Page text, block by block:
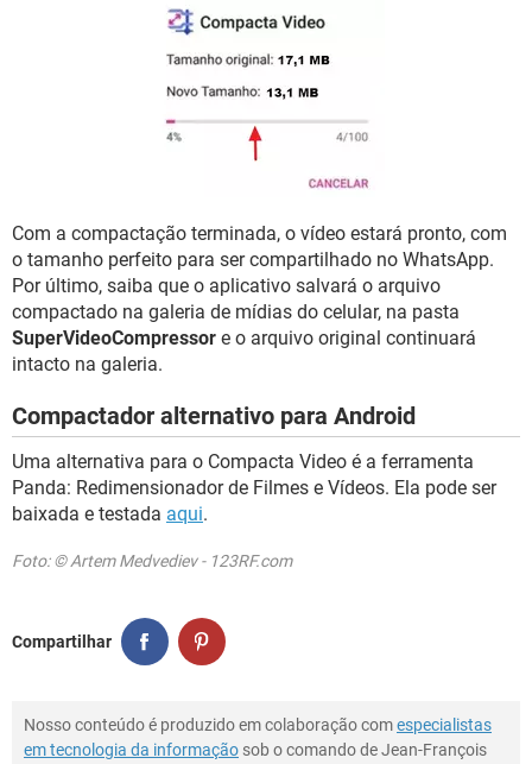
Com a compactação terminada, o vídeo estará pronto, com
o tamanho perfeito para ser compartilhado no WhatsApp.
Por último, saiba que o aplicativo salvará o arquivo
compactado na galeria de mídias do celular, na pasta
SuperVideoCompressor e o arquivo original continuará
intacto na galeria.
Compactador alternativo para Android
Uma alternativa para o Compacta Video é a ferramenta
Panda: Redimensionador de Filmes e Vídeos. Ela pode ser
baixada e testada aqui.
Foto: © Artem Medvediev - 123RF.com
Compartilhar
Nosso conteúdo é produzido em colaboração comespecialistas
em tecnologia da informação sob o comando de Jean-François